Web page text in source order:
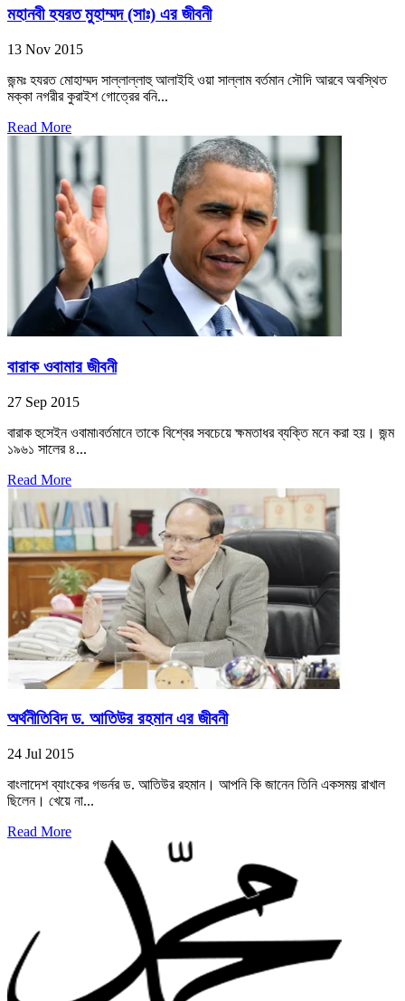
মহানবী হযরত মুহাম্মদ (সাঃ) এর জীবনী
13 Nov 2015
জন্মঃ হযরত মোহাম্মদ সাল্লাল্লাহু আলাইহি ওয়া সাল্লাম বর্তমান সৌদি আরবে অবস্থিত
মক্কা নগরীর কুরাইশ গোত্রের বনি...
Read More
বারাক ওবামার জীবনী
27 Sep 2015
বারাক হুসেইন ওবামা৷বর্তমানে তাকে বিশ্বের সবচেয়ে ক্ষমতাধর ব্যক্তি মনে করা হয়। জন্ম
১৯৬১ সালের ৪...
Read More
অর্থনীতিবিদ ড. আতিউর রহমান এর জীবনী
24 Jul 2015
বাংলাদেশ ব্যাংকের গভর্নর ড. আতিউর রহমান। আপনি কি জানেন তিনি একসময় রাখাল
ছিলেন। খেয়ে না...
Read More